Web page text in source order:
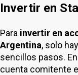
Invertir en
Para invertir en
Argentina, solo
sencillos pasos.
cuenta comitente